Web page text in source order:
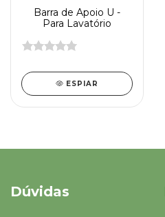
Barra de Apoio U -
Para Lavatório
ESPIAR
Dúvidas